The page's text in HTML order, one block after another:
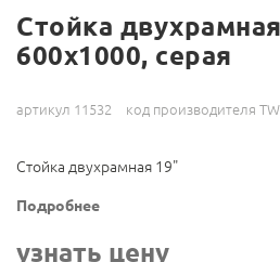
Стойка
600x1000, серая
артикул 11532 код производителя
Стойка двухрамная 19"
Подробнее
узнать цену